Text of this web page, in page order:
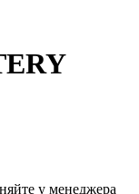
у менеджера